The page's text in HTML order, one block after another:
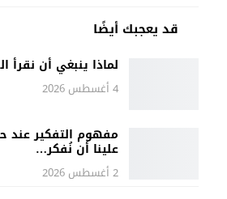
قد يعجبك أيضًا
لماذا ينبغي أن نقرأ
4 أغسطس 2026
مفهوم التفكير عند
علينا أن نُفكر…
2 أغسطس 2026